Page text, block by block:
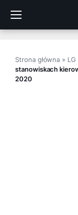
treści
Strona główna » LG
stanowiskach
2020